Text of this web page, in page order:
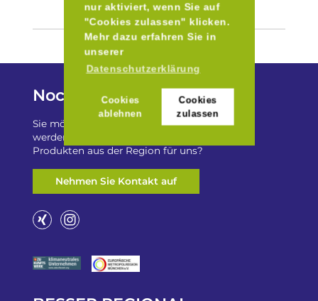
nur aktiviert, wenn Sie auf
"Cookies zulassen" klicken.
Mehr dazu erfahren Sie in
unserer
Datenschutzerklärung
Cookies
ablehnen
Cookies
zulassen
Noch Fragen?
Sie möchten auf „Besser Regional“ gelistet
werden? Oder haben Sie einen Freizeittip zu
Produkten aus der Region für uns?
Nehmen Sie Kontakt auf